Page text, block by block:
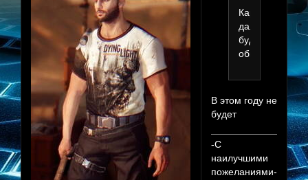
Карта
дальше
будет
обновляться?
В этом году не
будет
-С
наилучшими
пожеланиями-